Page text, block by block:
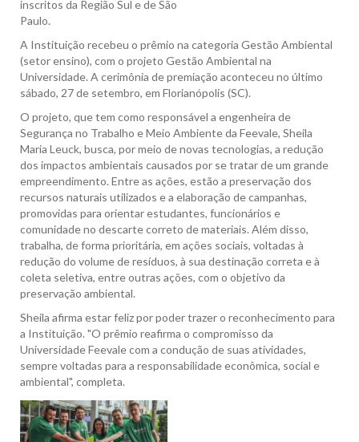
inscritos da Região Sul e de São
Paulo.
A Instituição recebeu o prêmio na categoria Gestão Ambiental
(setor ensino), com o projeto Gestão Ambiental na
Universidade. A cerimônia de premiação aconteceu no último
sábado, 27 de setembro, em Florianópolis (SC).
O projeto, que tem como responsável a engenheira de
Segurança no Trabalho e Meio Ambiente da Feevale, Sheila
Maria Leuck, busca, por meio de novas tecnologias, a redução
dos impactos ambientais causados por se tratar de um grande
empreendimento. Entre as ações, estão a preservação dos
recursos naturais utilizados e a elaboração de campanhas,
promovidas para orientar estudantes, funcionários e
comunidade no descarte correto de materiais. Além disso,
trabalha, de forma prioritária, em ações sociais, voltadas à
redução do volume de resíduos, à sua destinação correta e à
coleta seletiva, entre outras ações, com o objetivo da
preservação ambiental.
Sheila afirma estar feliz por poder trazer o reconhecimento para
a Instituição. "O prêmio reafirma o compromisso da
Universidade Feevale com a condução de suas atividades,
sempre voltadas para a responsabilidade econômica, social e
ambiental", completa.